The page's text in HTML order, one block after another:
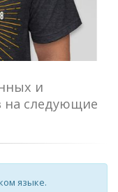
и
на следующие
языке.